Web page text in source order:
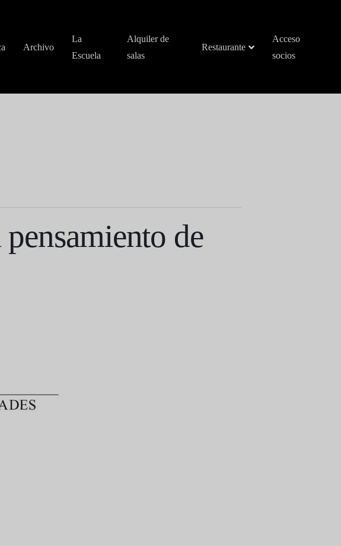
Archivo
La
Escuela
Alquiler de
salas
Restaurante
Acceso
socios
de